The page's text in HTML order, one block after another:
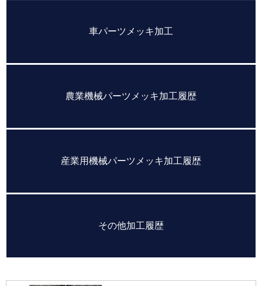
車パーツメッキ加工
農業機械パーツメッキ加工履歴
産業用機械パーツメッキ加工履歴
その他加工履歴